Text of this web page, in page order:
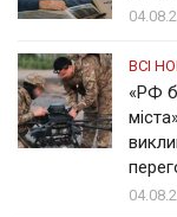
ВСІ
«РФ